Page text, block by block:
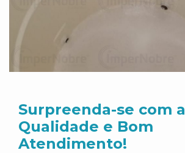
Surpreenda-se com a
Qualidade e Bom
Atendimento!